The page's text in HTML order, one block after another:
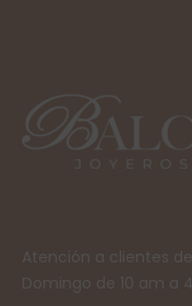
Atención a clientes
Domingo de 10 am a